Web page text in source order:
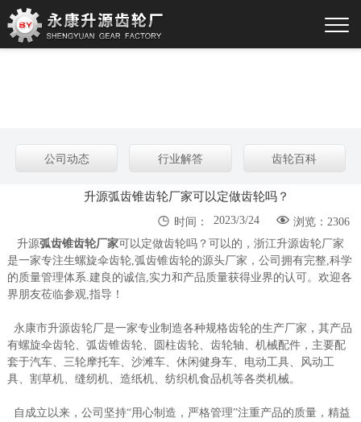
公司动态 行业解答 齿轮百科
升源弧齿锥齿轮厂家可以定做齿轮吗？
 浏览：2306
 时间：
2023/3/24
升源弧齿锥齿轮厂家可以定做齿轮吗？可以的，浙江升源齿轮厂家
是一家专注生螺旋伞齿轮,弧齿锥齿轮的源头厂家，公司拥有完整,科学
的质量管理体系.建良的诚信,实力和产品质量获得业界的认可。欢迎各
界朋友莅临参观,指导！
永康市升源齿轮厂是一家专业制造各种规格齿轮的生产厂家，其产品
有螺旋伞齿轮、弧齿锥齿轮、圆柱齿轮、齿轮轴、机械配件，主要配
套于汽车、三轮摩托车、沙滩车、休闲健身车、电动工具、风动工
具、割草机、缝纫机、造纸机、纺织机食品机等各类机械。
自成立以来，公司坚持“用心制造，严格管理”注重产品的质量，精益